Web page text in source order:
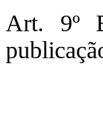
Art. 9º